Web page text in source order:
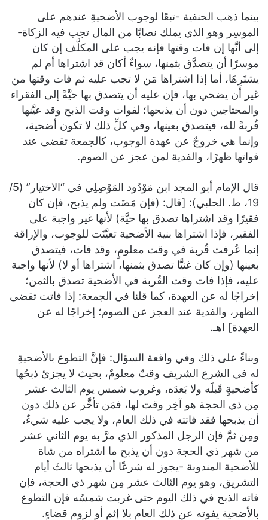
بينما ذهب الحنفية -تبعًا لوجوب الأضحيةِ عندهم على
الموسِر وهو الذي يملك نصابًا من المال تجب فيه الزكاة-
إلى أنَّها إن فات وقتها فإنه يجب على المكلَّف إن كان
موسرًا أن يتصدَّق بثمنها، سواءٌ أكان قد اشتراها أم لم
يشتَرِهَا، أما إذا اشتراها مَن لا تجب عليه ثم فات وقتها من
غير أن يضحي بها، فإن عليه أن يتصدق بها حيَّةً إلى الفقراء
والمحتاجين دون أن يذبحها؛ لفوات وقت الذبح وقد عيَّنها
قُربةً لله، فيتصدق بعينها، وفي كلِّ ذلك لا تكون أضحية،
وإنما هي خروجٌ عن عهدة الوجوب، كالجمعة تقضى عند
فواتها ظهرًا، والفدية لمن عجز عن الصوم.
قال الإمام أبو المجد ابن مَوْدُود المَوْصِلِي في “الاختيار” (5/
19، ط. الحلبي): [قال: (فإن مَضَت ولم يذبح، فإن كان
فقيرًا وقد اشتراها تصدق بها حيَّة) لأنها غير واجبة على
الفقير، فإذا اشتراها بنية الأضحية تعيَّنَت للوجوب، والإراقة
إنما عُرفت قُربة في وقت معلومٍ، وقد فات، فيتصدق
بعينها (وإن كان غنيًّا تصدق بثمنها، اشتراها أو لا) لأنها واجبة
عليه، فإذا فات وقت القُربة في الأضحية تصدق بالثمن؛
إخراجًا له عن العهدة، كما قلنا في الجمعة: إذا فاتت تقضى
الظهر، والفدية عند العجز عن الصوم؛ إخراجًا له عن
العهدة] اهـ.
وبناءً على ذلك وفي واقعة السؤال: فإنَّ التطوع بالأضحيةِ
له في الشرع الشريف وقتٌ معلومٌ، بحيث لا يجزئ ذبحُها
كأضحيةٍ قَبلَه ولا بَعدَه، وغروب شمس يوم الثالث عشر
مِن ذي الحجة هو آخِر وقت لها، فمَن تأخَّر عن ذلك دون
أن يذبحها فقد فاتته في ذلك العام، ولا يجب عليه شيءٌ،
ومِن ثمَّ فإن الرجل المذكور الذي مرَّ به يوم الثاني عشر
من شهر ذي الحجة دون أن يذبح ما اشتراه من شاة
للأضحية المندوبة -يجوز له شرعًا أن يذبحها ثالثَ أيام
التشريق، وهو يوم الثالث عشر مِن شهر ذي الحجة، فإن
فاته الذبح في ذلك اليوم حتى غربت شمسُه فإن التطوع
بالأضحية يفوته عن ذلك العام بلا إثمٍ أو لزومِ قضاءٍ.